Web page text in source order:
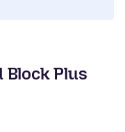
Block Plus